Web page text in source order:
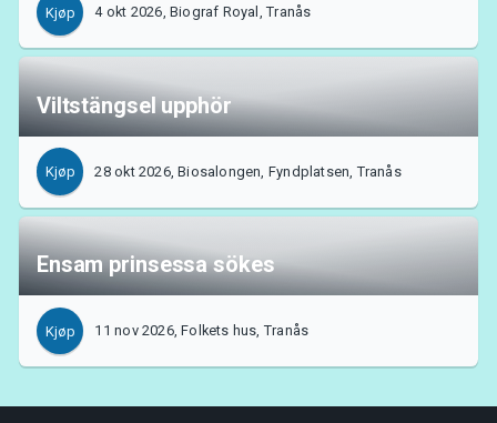
Kjøp 4 okt 2026, Biograf Royal, Tranås
Viltstängsel upphör
Kjøp 28 okt 2026, Biosalongen, Fyndplatsen, Tranås
Ensam prinsessa sökes
Kjøp 11 nov 2026, Folkets hus, Tranås